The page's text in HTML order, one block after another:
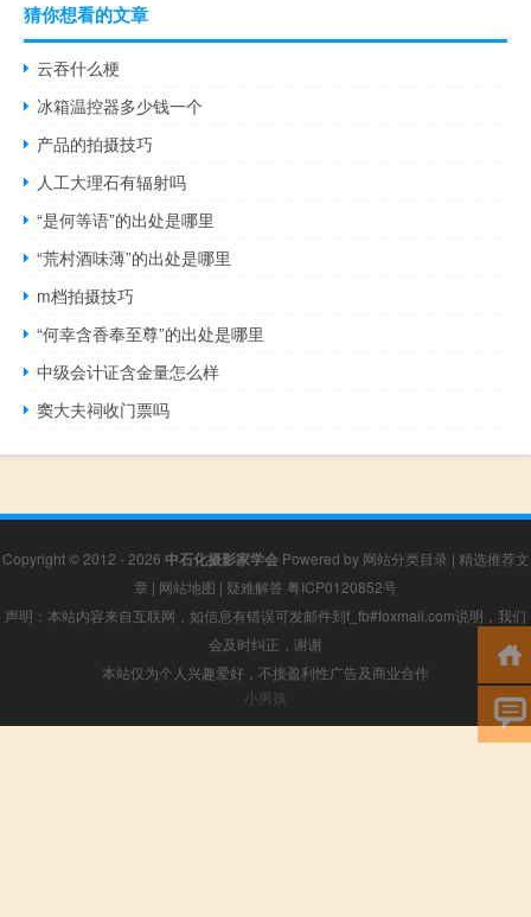
猜你想看的文章
云吞什么梗
冰箱温控器多少钱一个
产品的拍摄技巧
人工大理石有辐射吗
“是何等语”的出处是哪里
“荒村酒味薄”的出处是哪里
m档拍摄技巧
“何幸含香奉至尊”的出处是哪里
中级会计证含金量怎么样
窦大夫祠收门票吗
Copyright © 2012 - 2026 中石化摄影家学会Powered by 网站分类目录 | 精选推荐文
章 | 网站地图 | 疑难解答 粤ICP0120852号
声明：本站内容来自互联网，如信息有错误可发邮件到f_fb#foxmail.com说明，我们
会及时纠正，谢谢
本站仅为个人兴趣爱好，不接盈利性广告及商业合作
小男孩